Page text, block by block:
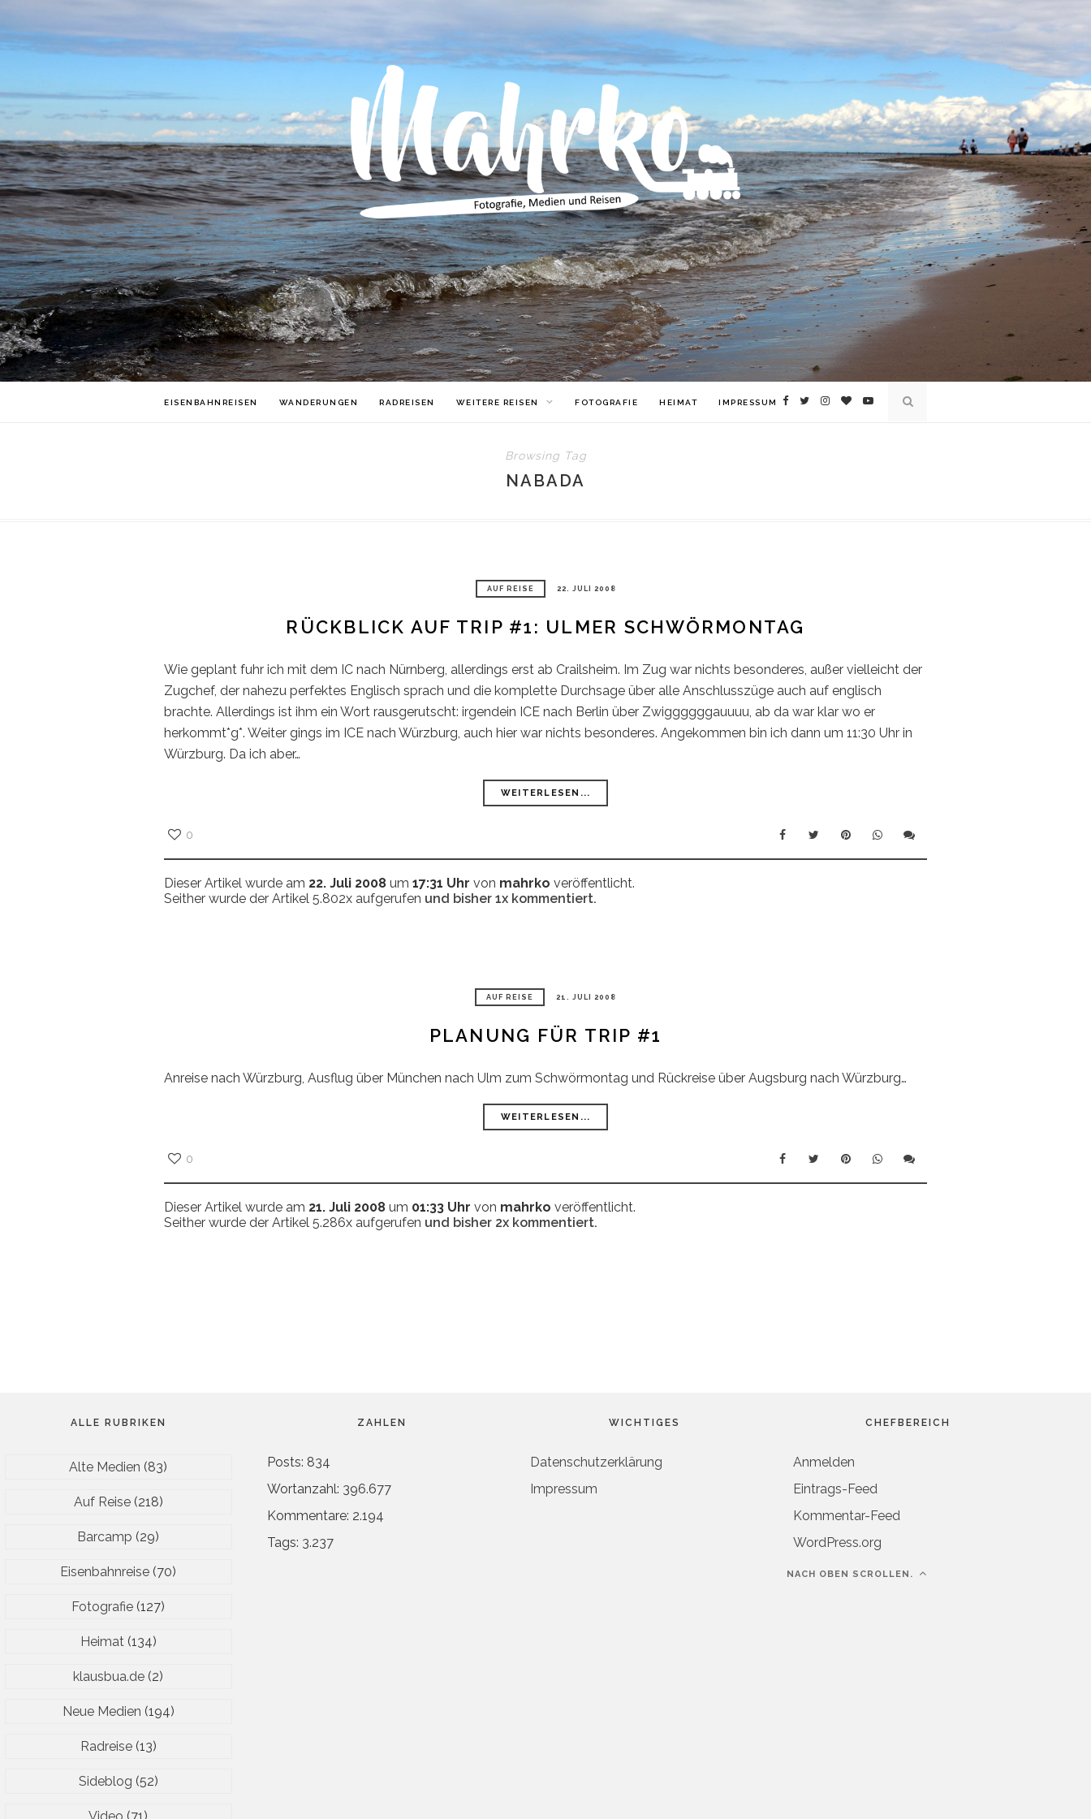
EISENBAHNREISEN WANDERUNGEN RADREISEN WEITERE REISEN FOTOGRAFIE HEIMAT IMPRESSUM
Browsing Tag
NABADA
AUF REISE 22. JULI 2008
RÜCKBLICK AUF TRIP #1: ULMER SCHWÖRMONTAG
Wie geplant fuhr ich mit dem IC nach Nürnberg, allerdings erst ab Crailsheim. Im Zug war nichts besonderes, außer vielleicht der
Zugchef, der nahezu perfektes Englisch sprach und die komplette Durchsage über alle Anschlusszüge auch auf englisch
brachte. Allerdings ist ihm ein Wort rausgerutscht: irgendein ICE nach Berlin über Zwiggggggauuuu, ab da war klar wo er
herkommt*g*. Weiter gings im ICE nach Würzburg, auch hier war nichts besonderes. Angekommen bin ich dann um 11:30 Uhr in
Würzburg. Da ich aber…
WEITERLESEN...
0
Dieser Artikel wurde am 22. Juli 2008 um 17:31 Uhr von mahrko veröffentlicht.
Seither wurde der Artikel 5.802x aufgerufen und bisher 1x kommentiert.
AUF REISE 21. JULI 2008
PLANUNG FÜR TRIP #1
Anreise nach Würzburg, Ausflug über München nach Ulm zum Schwörmontag und Rückreise über Augsburg nach Würzburg…
WEITERLESEN...
0
Dieser Artikel wurde am 21. Juli 2008 um 01:33 Uhr von mahrko veröffentlicht.
Seither wurde der Artikel 5.286x aufgerufen und bisher 2x kommentiert.
ALLE RUBRIKEN
Alte Medien (83)
Auf Reise(218)
Barcamp (29)
Eisenbahnreise (70)
Fotografie (127)
Heimat(134)
klausbua.de (2)
Neue Medien (194)
Radreise(13)
Sideblog (52)
ZAHLEN
Posts: 834
Wortanzahl: 396.677
Kommentare: 2.194
Tags: 3.237
WICHTIGES
Datenschutzerklärung
Impressum
CHEFBEREICH
Anmelden
Eintrags-Feed
Kommentar-Feed
WordPress.org
NACH OBEN SCROLLEN.